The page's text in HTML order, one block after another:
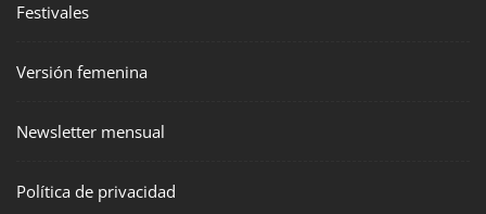
Festivales
Versión femenina
Newsletter mensual
Política de privacidad